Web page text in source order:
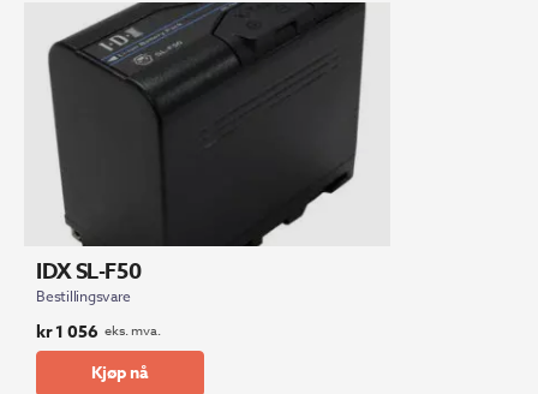
IDX SL-F50
Bestillingsvare
kr1 056 eks. mva.
Kjøp nå